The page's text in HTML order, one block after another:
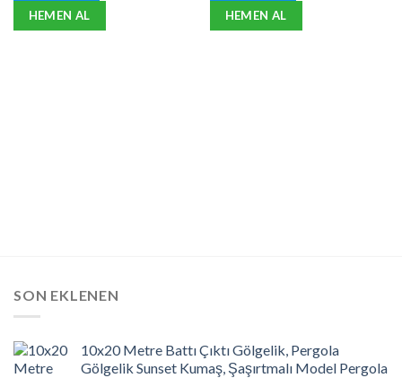
HEMEN AL HEMEN AL
SON EKLENEN
10x20 Metre Battı Çıktı Gölgelik, Pergola
Gölgelik Sunset Kumaş, Şaşırtmalı Model Pergola